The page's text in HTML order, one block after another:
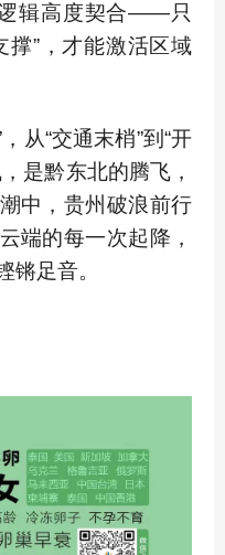
逻辑高度契合——只
撑”，才能激活区域
从“交通末梢”到“开
是黔东北的腾飞，
中，贵州破浪前行
端的每一次起降，
锵足音。